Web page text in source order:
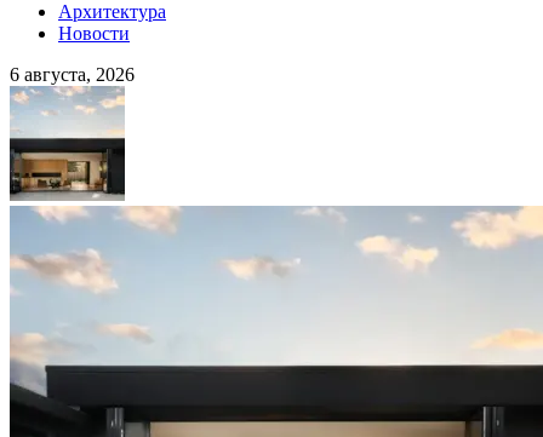
Архитектура
Новости
6 августа, 2026